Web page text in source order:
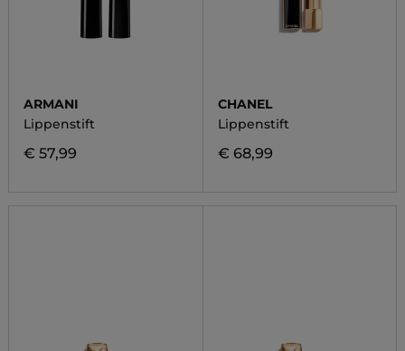
ARMANI
Lippenstift
€ 57,99
CHANEL
Lippenstift
€ 68,99